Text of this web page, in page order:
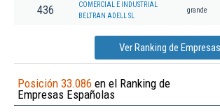
436
COMERCIAL E INDUSTRIAL
BELTRAN ADELL SL
grande
Ver Ranking de
Posición 33.086 en el Ranking de
Empresas Españolas